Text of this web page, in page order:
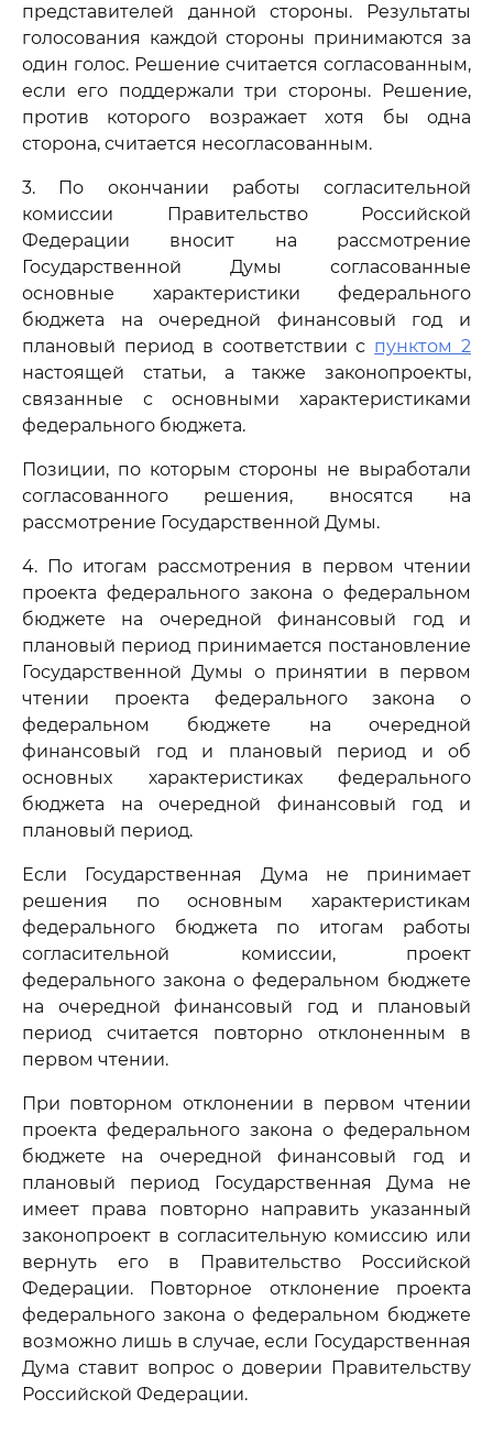
представителей данной стороны. Результаты
голосования каждой стороны принимаются за
один голос. Решение считается согласованным,
если его поддержали три стороны. Решение,
против которого возражает хотя бы одна
сторона, считается несогласованным.
3. По окончании работы согласительной
комиссии Правительство Российской
Федерации вносит на рассмотрение
Государственной Думы согласованные
основные характеристики федерального
бюджета на очередной финансовый год и
плановый период в соответствии с пунктом 2
настоящей статьи, а также законопроекты,
связанные с основными характеристиками
федерального бюджета.
Позиции, по которым стороны не выработали
согласованного решения, вносятся на
рассмотрение Государственной Думы.
4. По итогам рассмотрения в первом чтении
проекта федерального закона о федеральном
бюджете на очередной финансовый год и
плановый период принимается постановление
Государственной Думы о принятии в первом
чтении проекта федерального закона о
федеральном бюджете на очередной
финансовый год и плановый период и об
основных характеристиках федерального
бюджета на очередной финансовый год и
плановый период.
Если Государственная Дума не принимает
решения по основным характеристикам
федерального бюджета по итогам работы
согласительной комиссии, проект
федерального закона о федеральном бюджете
на очередной финансовый год и плановый
период считается повторно отклоненным в
первом чтении.
При повторном отклонении в первом чтении
проекта федерального закона о федеральном
бюджете на очередной финансовый год и
плановый период Государственная Дума не
имеет права повторно направить указанный
законопроект в согласительную комиссию или
вернуть его в Правительство Российской
Федерации. Повторное отклонение проекта
федерального закона о федеральном бюджете
возможно лишь в случае, если Государственная
Дума ставит вопрос о доверии Правительству
Российской Федерации.